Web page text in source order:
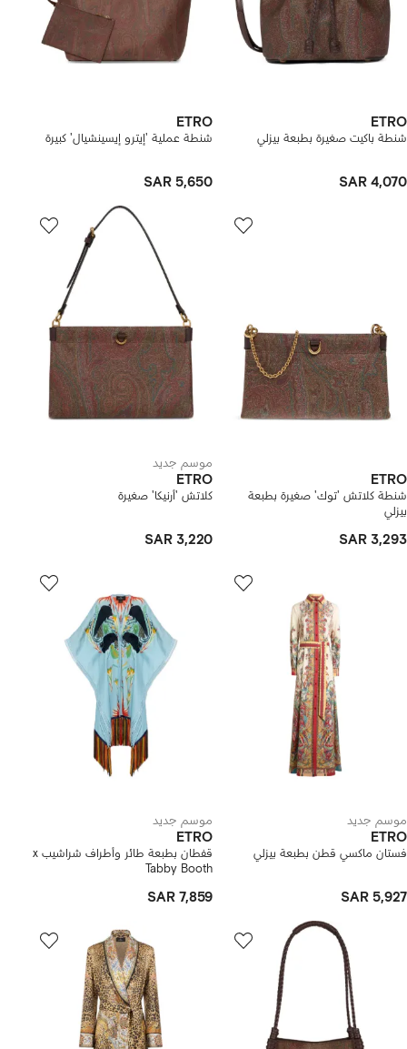
ETRO
شنطة باكيت صغيرة بطبعة بيزلي
SAR 4,070
ETRO
شنطة عملية 'إيترو إيسينشيال' كبيرة
SAR 5,650
ETRO
شنطة كلاتش 'توك' صغيرة بطبعة
بيزلي
SAR 3,293
موسم جديد
ETRO
كلاتش 'أرنيكا' صغيرة
SAR 3,220
موسم جديد
ETRO
فستان ماكسي قطن بطبعة بيزلي
SAR 5,927
موسم جديد
ETRO
قفطان بطبعة طائر وأطراف شراشيب x
Tabby Booth
SAR 7,859